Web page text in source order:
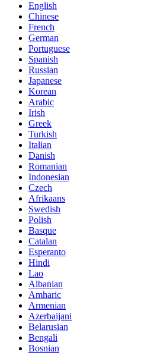
English
Chinese
French
German
Portuguese
Spanish
Russian
Japanese
Korean
Arabic
Irish
Greek
Turkish
Italian
Danish
Romanian
Indonesian
Czech
Afrikaans
Swedish
Polish
Basque
Catalan
Esperanto
Hindi
Lao
Albanian
Amharic
Armenian
Azerbaijani
Belarusian
Bengali
Bosnian